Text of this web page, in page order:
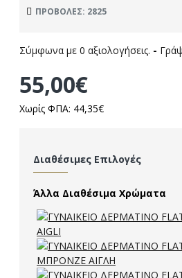
ΠΡΟΒΟΛΈΣ: 2825
Σύμφωνα με 0 αξιολογήσεις. -
55,00€
Χωρίς ΦΠΑ: 44,35€
Διαθέσιμες Επιλογές
Άλλα Διαθέσιμα Χρώματα